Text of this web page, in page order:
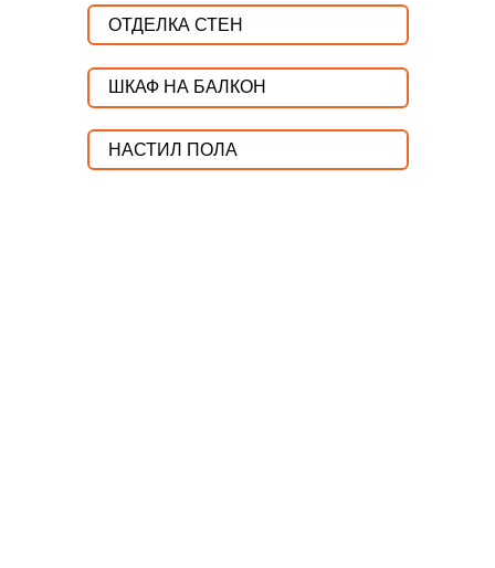
ОТДЕЛКА СТЕН
ШКАФ НА БАЛКОН
НАСТИЛ ПОЛА